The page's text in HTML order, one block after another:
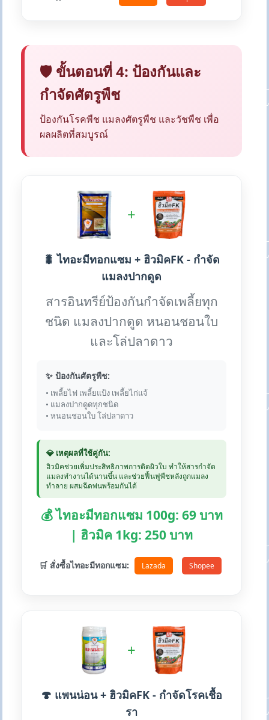
🛡️ ขั้นตอนที่ 4: ป้องกันและ
กำจัดศัตรูพืช
ป้องกันโรคพืช แมลงศัตรูพืช และวัชพืช เพื่อ
ผลผลิตที่สมบูรณ์
+
🐛 ไทอะมีทอกแซม + ฮิวมิคFK - กำจัด
แมลงปากดูด
สารอินทรีย์ป้องกันกำจัดเพลี้ยทุก
ชนิด แมลงปากดูด หนอนชอนใบ
และโล่ปลาดาว
✨ ป้องกันศัตรูพืช:
• เพลี้ยไฟ เพลี้ยแป้ง เพลี้ยไก่แจ้
• แมลงปากดูดทุกชนิด
• หนอนชอนใบ โล่ปลาดาว
💎 เหตุผลที่ใช้คู่กัน:
ฮิวมิคช่วยเพิ่มประสิทธิภาพการติดผิวใบ ทำให้สารกำจัด
แมลงทำงานได้นานขึ้น และช่วยฟื้นฟูพืชหลังถูกแมลง
ทำลาย ผสมฉีดพ่นพร้อมกันได้
💰 ไทอะมีทอกแซม 100g: 69 บาท
| ฮิวมิค 1kg: 250 บาท
🛒 สั่งซื้อไทอะมีทอกแซม: Lazada Shopee
+
🍄 แพนน่อน + ฮิวมิคFK - กำจัดโรคเชื้อ
รา